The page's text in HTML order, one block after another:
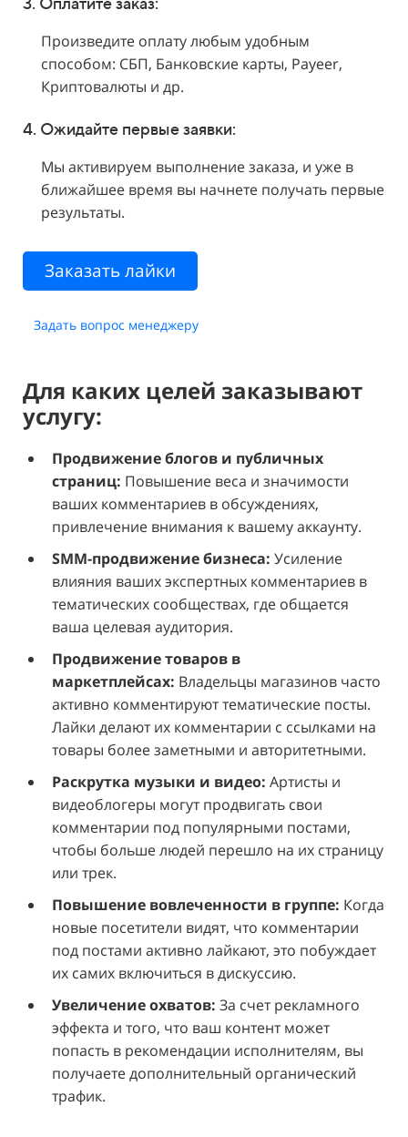
Произведите оплату любым удобным
способом: СБП, Банковские карты, Payeer,
Криптовалюты и др.
4. Ожидайте первые заявки:
Мы активируем выполнение заказа, и уже в
ближайшее время вы начнете получать первые
результаты.
Заказать лайки
Задать вопрос менеджеру
Для каких целей заказывают
услугу:
Продвижение блогов и публичных
страниц: Повышение веса и значимости
ваших комментариев в обсуждениях,
привлечение внимания к вашему аккаунту.
SMM-продвижение бизнеса: Усиление
влияния ваших экспертных комментариев в
тематических сообществах, где общается
ваша целевая аудитория.
Продвижение товаров в
маркетплейсах: Владельцы магазинов часто
активно комментируют тематические посты.
Лайки делают их комментарии с ссылками на
товары более заметными и авторитетными.
Раскрутка музыки и видео: Артисты и
видеоблогеры могут продвигать свои
комментарии под популярными постами,
чтобы больше людей перешло на их страницу
или трек.
Повышение вовлеченности в группе: Когда
новые посетители видят, что комментарии
под постами активно лайкают, это побуждает
их самих включиться в дискуссию.
Увеличение охватов: За счет рекламного
эффекта и того, что ваш контент может
попасть в рекомендации исполнителям, вы
получаете дополнительный органический
трафик.